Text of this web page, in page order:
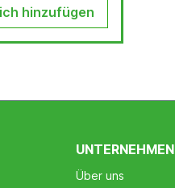
hinzufügen
UNTERNEHMEN
Über uns